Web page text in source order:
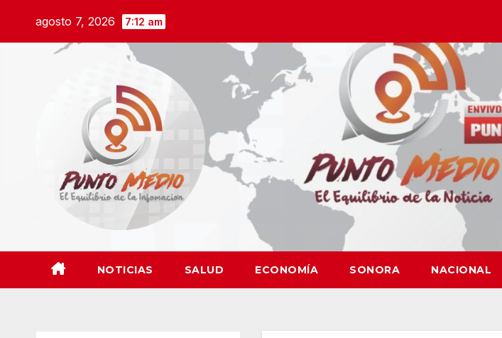
agosto 7, 2026 7:12 am
NOTICIAS SALUD ECONOMÍA SONORA NACIONAL